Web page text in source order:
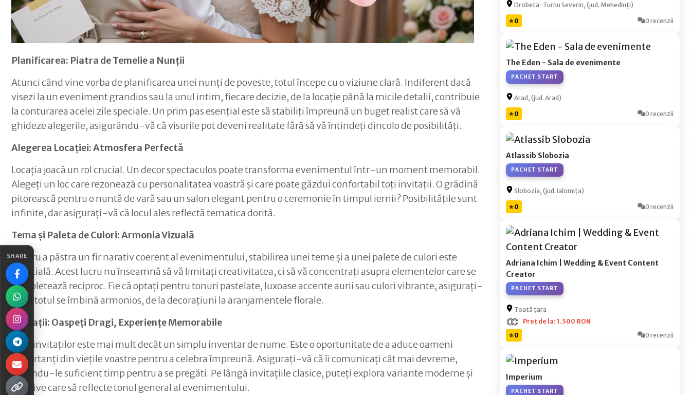
SHARE
Planificarea: Piatra de Temelie a Nunții
Atunci când vine vorba de planificarea unei nunți de poveste, totul începe cu o viziune clară. Indiferent dacă
visezi la un eveniment grandios sau la unul intim, fiecare decizie, de la locație până la micile detalii, contribuie
la conturarea acelei zile speciale. Un prim pas esențial este să stabiliți împreună un buget realist care să vă
ghideze alegerile, asigurându-vă că visurile pot deveni realitate fără să vă întindeți dincolo de posibilități.
Alegerea Locației: Atmosfera Perfectă
Locația joacă un rol crucial. Un decor spectaculos poate transforma evenimentul într-un moment memorabil.
Alegeți un loc care rezonează cu personalitatea voastră și care poate găzdui confortabil toți invitații. O grădină
pitorească pentru o nuntă de vară sau un salon elegant pentru o ceremonie în timpul iernii? Posibilitățile sunt
infinite, dar asigurați-vă că locul ales reflectă tematica dorită.
Tema și Paleta de Culori: Armonia Vizuală
Pentru a păstra un fir narativ coerent al evenimentului, stabilirea unei teme și a unei palete de culori este
esențială. Acest lucru nu înseamnă să vă limitați creativitatea, ci să vă concentrați asupra elementelor care se
completează reciproc. Fie că optați pentru tonuri pastelate, luxoase accente aurii sau culori vibrante, asigurați-
vă că totul se îmbină armonios, de la decorațiuni la aranjamentele florale.
Invitații: Oaspeți Dragi, Experiențe Memorabile
Lista invitaților este mai mult decât un simplu inventar de nume. Este o oportunitate de a aduce oameni
importanți din viețile voastre pentru a celebra împreună. Asigurați-vă că îi comunicați cât mai devreme,
oferindu-le suficient timp pentru a se pregăti. Pe lângă invitațiile clasice, puteți explora variante moderne și
creative care să reflecte tonul general al evenimentului.
Drobeta-Turnu Severin, (jud. Mehedinți)
⭐ 0 0 recenzii
The Eden - Sala de evenimente
PACHET START
Arad, (jud. Arad)
⭐ 0 0 recenzii
Atlassib Slobozia
PACHET START
Slobozia, (jud. Ialomița)
⭐ 0 0 recenzii
Adriana Ichim | Wedding & Event Content
Creator
PACHET START
Toată țara
Preț de la: 1.500 RON
⭐ 0
0 recenzii
Imperium
PACHET START